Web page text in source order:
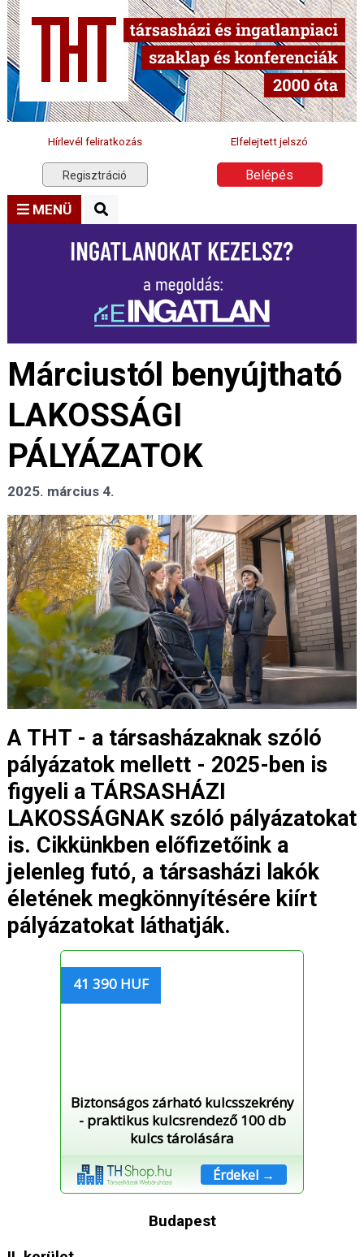
Hírlevél feliratkozás Elfelejtett jelszó
Regisztráció Belépés
MENÜ
Márciustól benyújtható
LAKOSSÁGI
PÁLYÁZATOK
2025. március 4.
A THT - a társasházaknak szóló
pályázatok mellett - 2025-ben is
figyeli a TÁRSASHÁZI
LAKOSSÁGNAK szóló pályázatokat
is. Cikkünkben előfizetőink a
jelenleg futó, a társasházi lakók
életének megkönnyítésére kiírt
pályázatokat láthatják.
41 390 HUF
Biztonságos zárható kulcsszekrény
- praktikus kulcsrendező 100 db
kulcs tárolására
Érdekel →
Budapest